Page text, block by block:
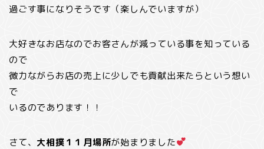
過ごす事になりそうです（楽しんでいますが）
大好きなお店なのでお客さんが減っている事を知っている
ので
微力ながらお店の売上に少しでも貢献出来たらという想い
で
いるのであります！！
さて、 大相撲１１月場所が始まりました